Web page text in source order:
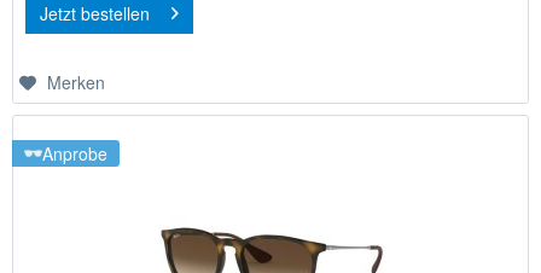
Jetzt bestellen
Merken
Anprobe